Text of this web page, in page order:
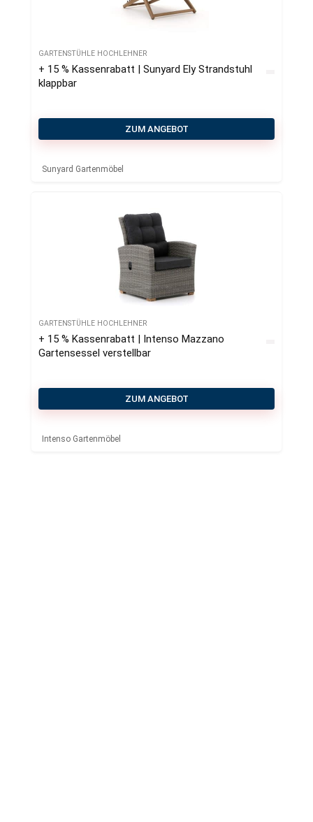
GARTENSTÜHLE HOCHLEHNER
+ 15 % Kassenrabatt | Sunyard Ely Strandstuhl
klappbar
ZUM ANGEBOT
Sunyard Gartenmöbel
GARTENSTÜHLE HOCHLEHNER
+ 15 % Kassenrabatt | Intenso Mazzano
Gartensessel verstellbar
ZUM ANGEBOT
Intenso Gartenmöbel